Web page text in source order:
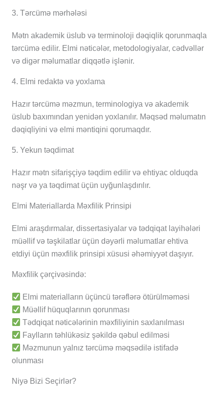
3. Tərcümə mərhələsi
Mətn akademik üslub və terminoloji dəqiqlik qorunmaqla
tərcümə edilir. Elmi nəticələr, metodologiyalar, cədvəllər
və digər məlumatlar diqqətlə işlənir.
4. Elmi redaktə və yoxlama
Hazır tərcümə məzmun, terminologiya və akademik
üslub baxımından yenidən yoxlanılır. Məqsəd məlumatın
dəqiqliyini və elmi məntiqini qorumaqdır.
5. Yekun təqdimat
Hazır mətn sifarişçiyə təqdim edilir və ehtiyac olduqda
nəşr və ya təqdimat üçün uyğunlaşdırılır.
Elmi Materiallarda Məxfilik Prinsipi
Elmi araşdırmalar, dissertasiyalar və tədqiqat layihələri
müəllif və təşkilatlar üçün dəyərli məlumatlar ehtiva
etdiyi üçün məxfilik prinsipi xüsusi əhəmiyyət daşıyır.
Məxfilik çərçivəsində:
Elmi materialların üçüncü tərəflərə ötürülməməsi
Müəllif hüquqlarının qorunması
Tədqiqat nəticələrinin məxfiliyinin saxlanılması
Faylların təhlükəsiz şəkildə qəbul edilməsi
Məzmunun yalnız tərcümə məqsədilə istifadə
olunması
Niyə Bizi Seçirlər?